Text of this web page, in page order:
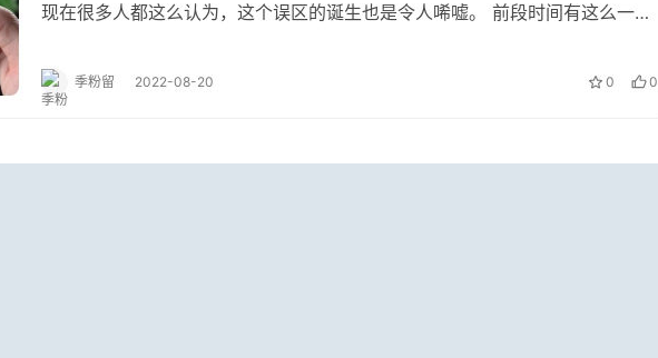
现在很多人都这么认为，这个误区的诞生也是令人唏嘘。 前段时间有这么一个
季粉留 2022-08-20 0 0